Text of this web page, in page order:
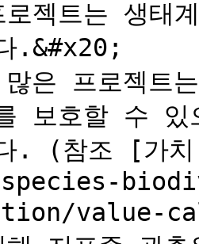
젝트는 생태
.&#x20;
은 프로젝트
보호할 수
다. (참조 [가
value-